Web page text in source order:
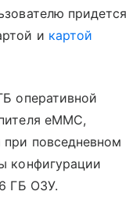
придется
и картой
оперативной
eMMC,
повседневном
конфигурации
ГБ ОЗУ.